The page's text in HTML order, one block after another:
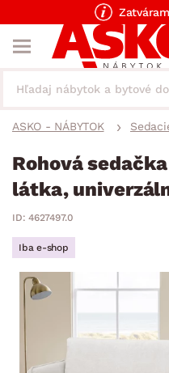
ASKO - NÁBYTOK
Rohová
látka,
ID: 4627497.0
Iba e-shop